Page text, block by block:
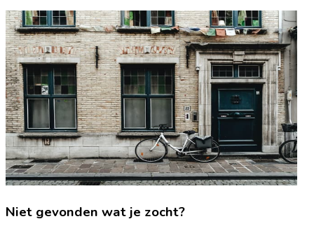
Niet gevonden wat je zocht?